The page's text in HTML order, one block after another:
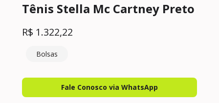
Tênis Stella Mc Cartney Preto
R$ 1.322,22
Bolsas
Fale Conosco via WhatsApp